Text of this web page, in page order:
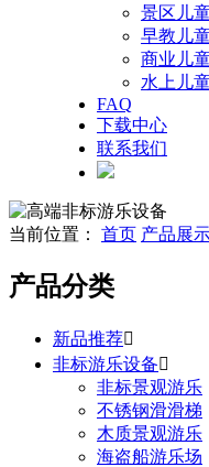
景区儿
早教儿
商业儿
水上儿
FAQ
下载中心
联系我们
当前位置： 首页 产品展
产品分类
新品推荐
非标游乐设备
非标景观游乐
不锈钢滑滑梯
木质景观游乐
海盗船游乐场